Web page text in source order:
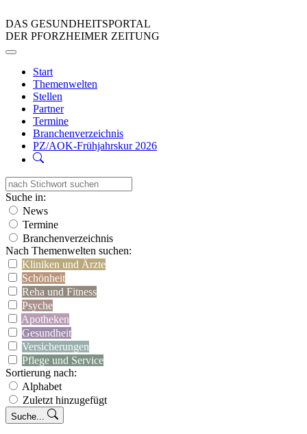
DAS GESUNDHEITSPORTAL
DER PFORZHEIMER ZEITUNG
Start
Themenwelten
Stellen
Partner
Termine
Branchenverzeichnis
PZ/AOK-Frühjahrskur 2026
Suche in:
News
Termine
Branchenverzeichnis
Nach Themenwelten suchen:
Kliniken und Ärzte
Schönheit
Reha und Fitness
Psyche
Apotheken
Gesundheit
Versicherungen
Pflege und Service
Sortierung nach:
Alphabet
Zuletzt hinzugefügt
Suche...